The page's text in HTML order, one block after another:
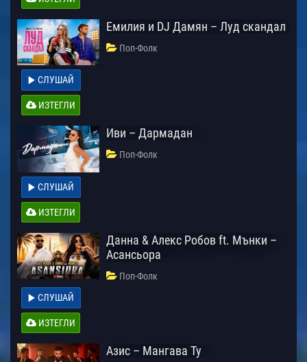
Емилия и DJ Дамян – Луд скандал
Поп-Фолк
СЛУШАЙ
ИЗТЕГЛИ
Иви – Дармадан
Поп-Фолк
СЛУШАЙ
ИЗТЕГЛИ
Данна & Алекс Робов ft. Мънки –
Асансьора
Поп-Фолк
СЛУШАЙ
ИЗТЕГЛИ
Азис – Мангава Ту